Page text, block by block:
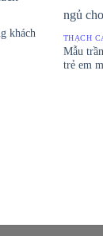
khách
THẠCH
Mẫu
trẻ em